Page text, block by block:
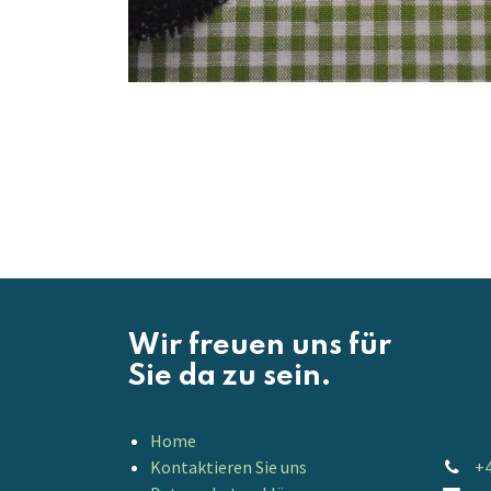
Wir freuen uns für
Sie da zu sein.
Home
Kontaktieren Sie uns